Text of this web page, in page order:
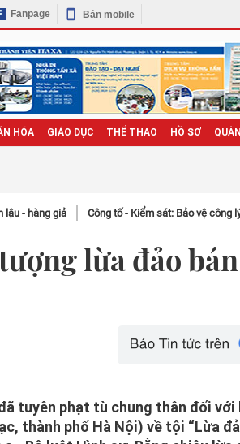
Fanpage Bản mobile
HÓA GIÁO DỤC THỂ THAO HỒ SƠ
lậu - hàng giả Công tố - Kiểm sát: Bảo vệ công
lừa đảo
tuyên phạt tù chung thân đối với
thành phố Hà Nội) về tội “Lừa